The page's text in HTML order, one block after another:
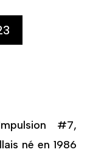
#7,
né en 1986